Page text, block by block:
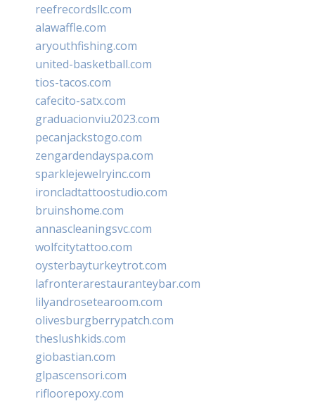
reefrecordsllc.com
alawaffle.com
aryouthfishing.com
united-basketball.com
tios-tacos.com
cafecito-satx.com
graduacionviu2023.com
pecanjackstogo.com
zengardendayspa.com
sparklejewelryinc.com
ironcladtattoostudio.com
bruinshome.com
annascleaningsvc.com
wolfcitytattoo.com
oysterbayturkeytrot.com
lafronterarestauranteybar.com
lilyandrosetearoom.com
olivesburgberrypatch.com
theslushkids.com
giobastian.com
glpascensori.com
rifloorepoxy.com